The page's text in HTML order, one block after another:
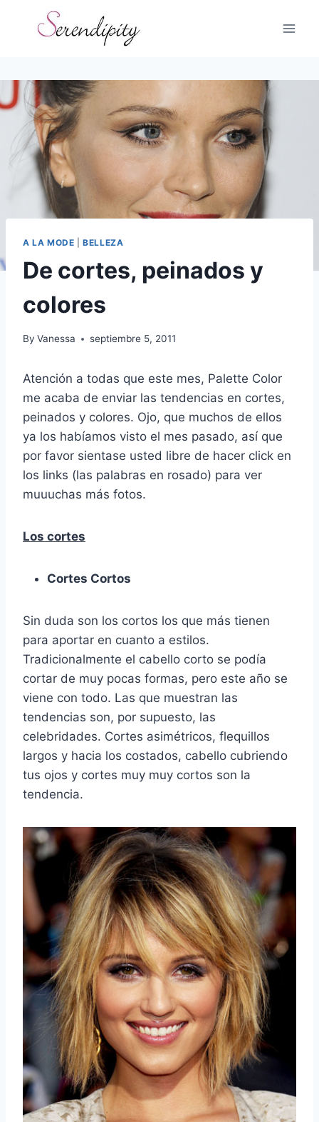
A LA MODE |BELLEZA
De cortes, peinados y
colores
By Vanessa septiembre 5, 2011
Atención a todas que este mes, Palette Color
me acaba de enviar las tendencias en cortes,
peinados y colores. Ojo, que muchos de ellos
ya los habíamos visto el mes pasado, así que
por favor sientase usted libre de hacer click en
los links (las palabras en rosado) para ver
muuuchas más fotos.
Los cortes
Cortes Cortos
Sin duda son los cortos los que más tienen
para aportar en cuanto a estilos.
Tradicionalmente el cabello corto se podía
cortar de muy pocas formas, pero este año se
viene con todo. Las que muestran las
tendencias son, por supuesto, las
celebridades. Cortes asimétricos, flequillos
largos y hacia los costados, cabello cubriendo
tus ojos y cortes muy muy cortos son la
tendencia.